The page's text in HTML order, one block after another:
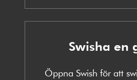
Swisha en
Öppna Swish för att